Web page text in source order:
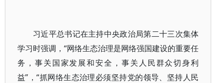
习近平总书记在主持中央政治局第二十三次集体
学习时强调，“网络生态治理是网络强国建设的重要任
务，事关国家发展和安全，事关人民群众切身利
益”，“抓网络生态治理必须坚持党的领导、坚持人民